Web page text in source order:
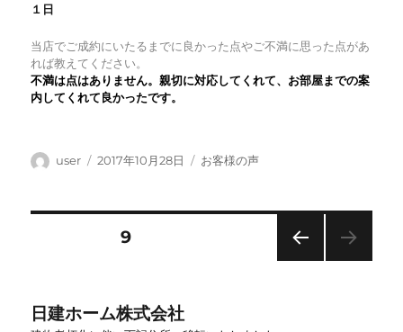
１日
当店でご成約にいたるまでに良かった点やご不満に思った点があ
れば教えてください。
不満は点はありません。親切に対応してくれて、お部屋までの案
内してくれて良かったです。
投
user
投
2017年10月28日
カ
リ
お客様の声
の
固定ページ9
日建ホーム株式会社